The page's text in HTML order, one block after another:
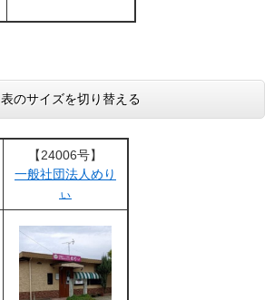
表のサイズを切り替える
【24006号】
一般社団法人めり
ぃ